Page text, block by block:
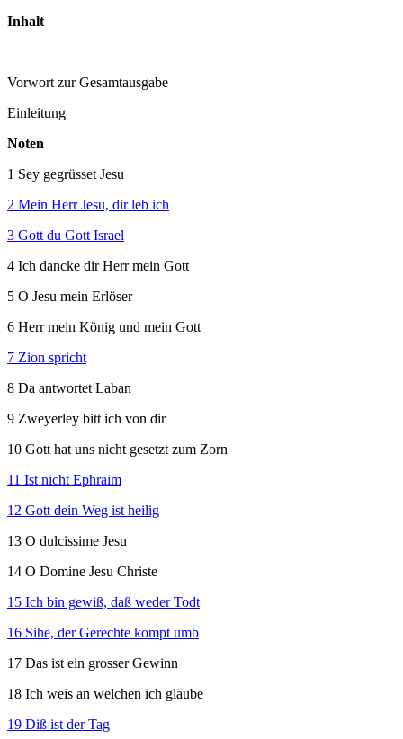
Inhalt
Vorwort zur Gesamtausgabe
Einleitung
Noten
1 Sey gegrüsset Jesu
2 Mein Herr Jesu, dir leb ich
3 Gott du Gott Israel
4 Ich dancke dir Herr mein Gott
5 O Jesu mein Erlöser
6 Herr mein König und mein Gott
7 Zion spricht
8 Da antwortet Laban
9 Zweyerley bitt ich von dir
10 Gott hat uns nicht gesetzt zum Zorn
11 Ist nicht Ephraim
12 Gott dein Weg ist heilig
13 O dulcissime Jesu
14 O Domine Jesu Christe
15 Ich bin gewiß, daß weder Todt
16 Sihe, der Gerechte kompt umb
17 Das ist ein grosser Gewinn
18 Ich weis an welchen ich gläube
19 Diß ist der Tag